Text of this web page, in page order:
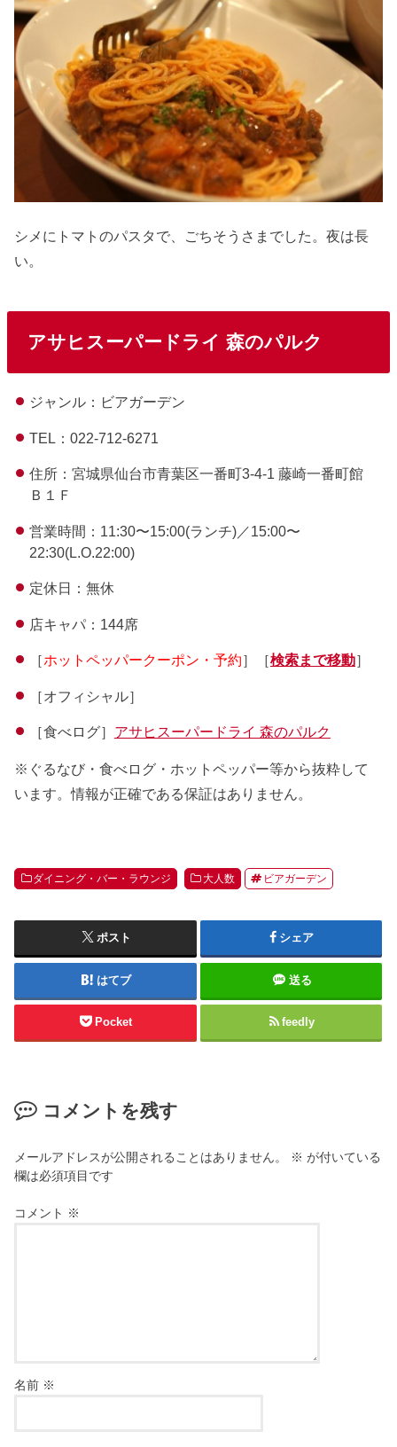
シメにトマトのパスタで、ごちそうさまでした。夜は長
い。
アサヒスーパードライ 森のパルク
ジャンル：ビアガーデン
TEL：022-712-6271
住所：宮城県仙台市青葉区一番町3-4-1 藤崎一番町館
Ｂ１Ｆ
営業時間：11:30〜15:00(ランチ)／15:00〜
22:30(L.O.22:00)
定休日：無休
店キャパ：144席
［ホットペッパークーポン・予約］［検索まで移動］
［オフィシャル］
［食べログ］ アサヒスーパードライ 森のパルク
※ぐるなび・食べログ・ホットペッパー等から抜粋して
います。情報が正確である保証はありません。
ダイニング・バー・ラウンジ 大人数 ビアガーデン
ポスト シェア
はてブ 送る
Pocket feedly
コメントを残す
メールアドレスが公開されることはありません。 ※ が付いている
欄は必須項目です
コメント ※
名前 ※